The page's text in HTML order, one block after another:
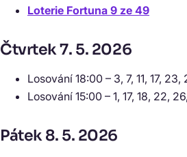
Loterie Fortuna 9 ze 49
Čtvrtek 7. 5. 2026
Losování 18:00 – 3, 7, 11, 17,
Losování 15:00 – 1, 17, 18, 22,
Pátek 8. 5. 2026